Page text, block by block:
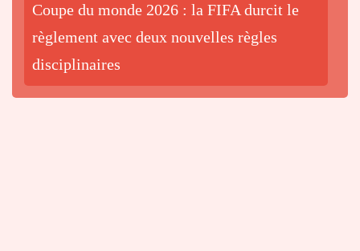
Coupe du monde 2026 : la FIFA durcit le
règlement avec deux nouvelles règles
disciplinaires